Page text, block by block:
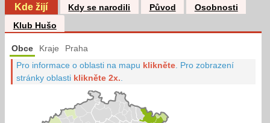
Kde žijí Kdy se narodili Původ
Osobnosti
Klub Hušo
Obce Kraje Praha
Pro informace o oblasti na mapu klikněte Pro zobrazení
stránky oblasti klikněte 2x.